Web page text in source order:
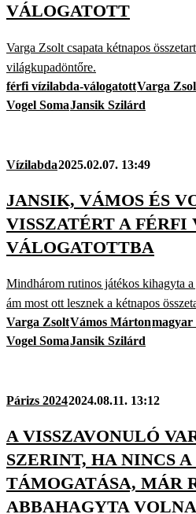
VÁLOGATOTT
Varga Zsolt csapata kétnapos
világkupadöntőre.
férfi vízilabda-válogatottVarga
Vogel SomaJansik Szilárd
Vízilabda2025.02.07. 13:49
JANSIK, VÁMOS ÉS
VISSZATÉRT A
VÁLOGATOTTBA
Mindhárom rutinos játékos kihagyta
ám most ott lesznek a kétnapos
Varga ZsoltVámos Mártonmagyar
Vogel SomaJansik Szilárd
Párizs 20242024.08.11. 13:12
A VISSZAVONULÓ
SZERINT, HA NINCS
TÁMOGATÁSA, MÁR
ABBAHAGYTA